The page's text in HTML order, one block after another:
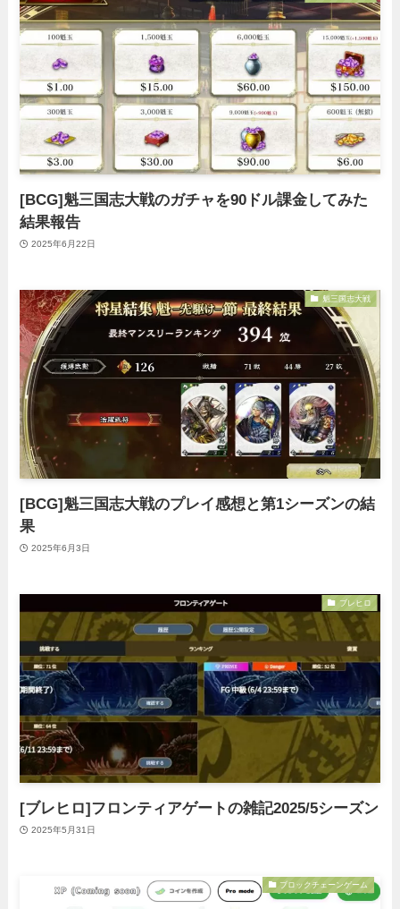
[BCG]魁三国志大戦のガチャを90ドル課金してみた
結果報告
2025年6月22日
魁三国志大戦
[BCG]魁三国志大戦のプレイ感想と第1シーズンの結
果
2025年6月3日
ブレヒロ
[ブレヒロ]フロンティアゲートの雑記2025/5シーズン
2025年5月31日
ブロックチェーンゲーム